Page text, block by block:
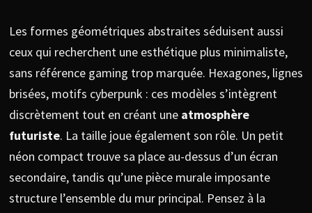
Les formes géométriques abstraites séduisent aussi
ceux qui recherchent une esthétique plus minimaliste,
sans référence gaming trop marquée. Hexagones, lignes
brisées, motifs cyberpunk : ces modèles s’intègrent
discrètement tout en créant une atmosphère
futuriste. La taille joue également son rôle. Un petit
néon compact trouve sa place au-dessus d’un écran
secondaire, tandis qu’une pièce murale imposante
structure l’ensemble du mur principal. Pensez à la